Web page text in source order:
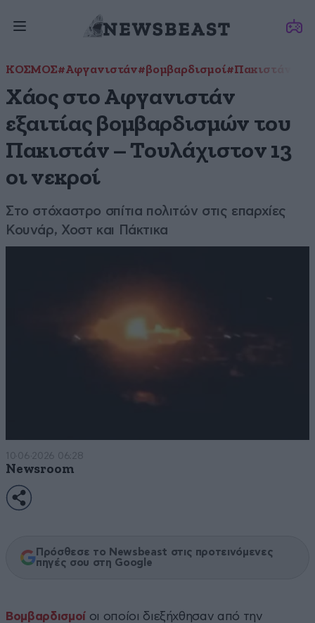
ΚΟΣΜΟΣ#Αφγανιστάν#βομβαρδισμοί#Πακιστάν
Χάος στο Αφγανιστάν
εξαιτίας βομβαρδισμών του
Πακιστάν – Τουλάχιστον 13
οι νεκροί
Στο στόχαστρο σπίτια πολιτών στις επαρχίες
Κουνάρ, Χοστ και Πάκτικα
10·06·2026 06:28
Newsroom
Πρόσθεσε το Newsbeast στις προτεινόμενες
πηγές σου στη Google
Βομβαρδισμοί οι οποίοι διεξήχθησαν από την